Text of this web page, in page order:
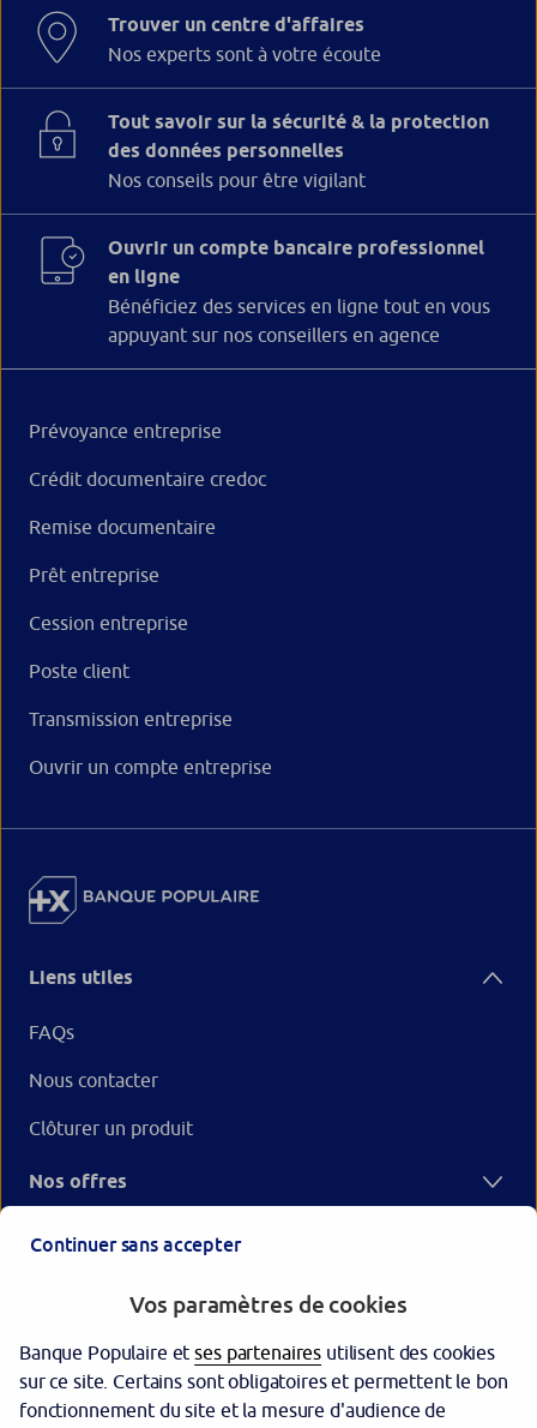
Trouver un centre d'affaires
Nos experts sont à votre écoute
Tout savoir sur la sécurité & la protection
des données personnelles
Nos conseils pour être vigilant
Ouvrir un compte bancaire professionnel
en ligne
Bénéficiez des services en ligne tout en vous
appuyant sur nos conseillers en agence
Prévoyance entreprise
Crédit documentaire credoc
Remise documentaire
Prêt entreprise
Cession entreprise
Poste client
Transmission entreprise
Ouvrir un compte entreprise
Liens utiles
FAQs
Nous contacter
Clôturer un produit
Nos offres
Continuer sans accepter
Vos paramètres de cookies
Banque Populaire etses partenaires utilisent des cookies
sur ce site. Certains sont obligatoires et permettent le bon
fonctionnement du site et la mesure d'audience de